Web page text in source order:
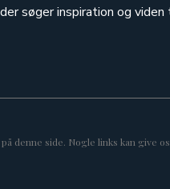
søger inspiration og
denne side. Nogle links kan